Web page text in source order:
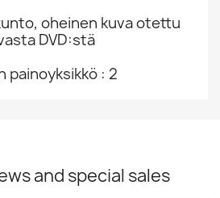
oheinen kuva otettu
DVD:stä
painoyksikkö : 2
and special sales